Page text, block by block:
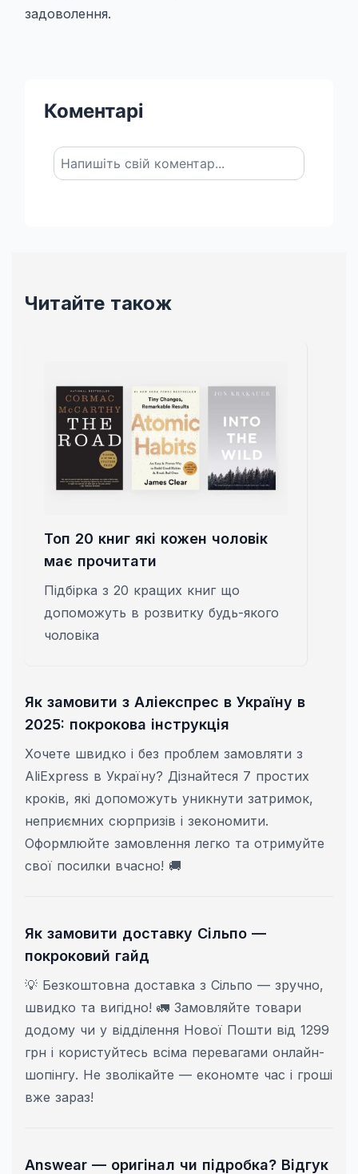
задоволення.
Коментарі
Читайте також
Топ 20 книг які кожен чоловік
має прочитати
Підбірка з 20 кращих книг що
допоможуть в розвитку будь-якого
чоловіка
Як замовити з Аліекспрес в Україну в
2025: покрокова інструкція
Хочете швидко і без проблем замовляти з
AliExpress в Україну? Дізнайтеся 7 простих
кроків, які допоможуть уникнути затримок,
неприємних сюрпризів і зекономити.
Оформлюйте замовлення легко та отримуйте
свої посилки вчасно! 🚚
Як замовити доставку Сільпо —
покроковий гайд
💡 Безкоштовна доставка з Сільпо — зручно,
швидко та вигідно! 🚛 Замовляйте товари
додому чи у відділення Нової Пошти від 1299
грн і користуйтесь всіма перевагами онлайн-
шопінгу. Не зволікайте — економте час і гроші
вже зараз!
Answear — оригінал чи підробка? Відгук